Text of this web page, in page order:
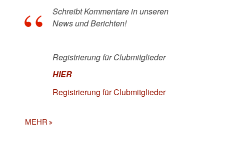
Schreibt Kommentare in unseren
News und Berichten!
Registrierung für Clubmitglieder
HIER
Registrierung für Clubmitglieder
MEHR